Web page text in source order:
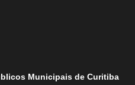
Municipais de Curitiba